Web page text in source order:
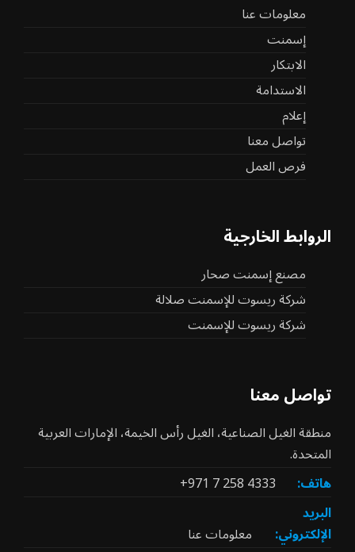
معلومات عنا
إسمنت
الابتكار
الاستدامة
إعلام
تواصل معنا
فرص العمل
الروابط الخارجية
مصنع إسمنت صحار
شركة ريسوت للإسمنت صلالة
شركة ريسوت للإسمنت
تواصل معنا
منطقة الغيل الصناعية، الغيل رأس الخيمة، الإمارات العربية
المتحدة.
هاتف:
+971 7 258 4333
البريد
الإلكتروني: معلومات عنا